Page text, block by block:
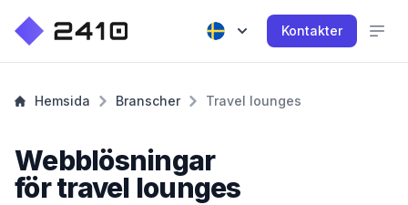
Kontakter
Hemsida Branscher Travel lounges
Webblösningar
för travel lounges